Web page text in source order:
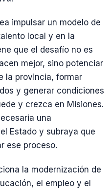
impulsar un modelo de
local y en la
que el desafío no es
mejor, sino potenciar
la provincia, formar
y generar condiciones
y crezca en Misiones.
una
Estado y subraya que
ese proceso.
la modernización de
el empleo y el